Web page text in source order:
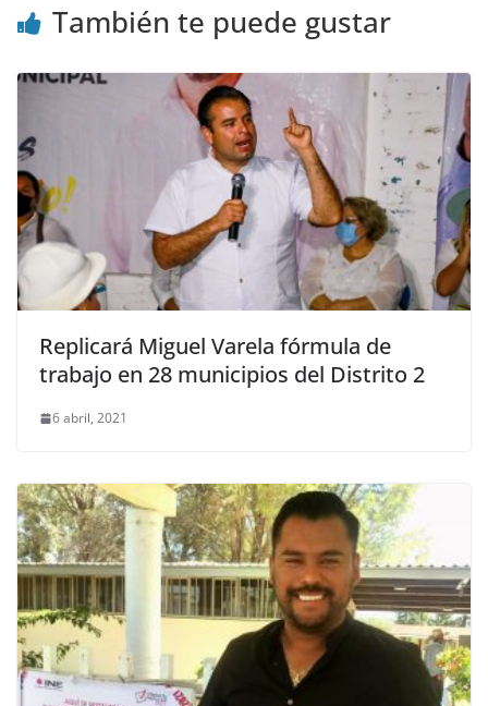
También te puede gustar
Replicará Miguel Varela fórmula de
trabajo en 28 municipios del Distrito 2
6 abril, 2021